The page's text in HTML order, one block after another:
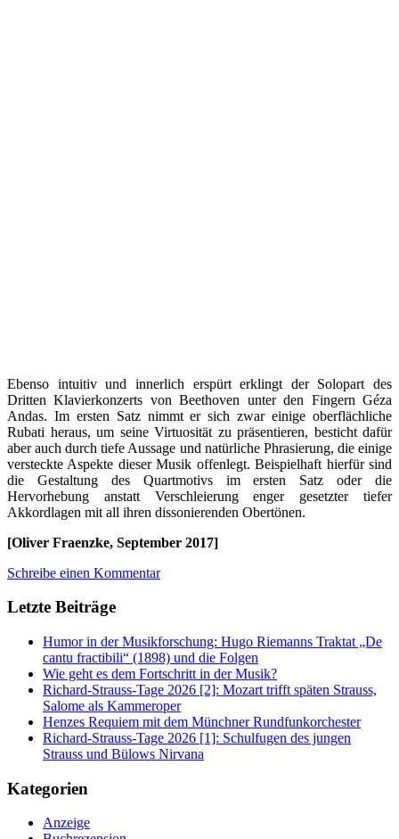
Ebenso intuitiv und innerlich erspürt erklingt der Solopart des
Dritten Klavierkonzerts von Beethoven unter den Fingern Géza
Andas. Im ersten Satz nimmt er sich zwar einige oberflächliche
Rubati heraus, um seine Virtuosität zu präsentieren, besticht dafür
aber auch durch tiefe Aussage und natürliche Phrasierung, die einige
versteckte Aspekte dieser Musik offenlegt. Beispielhaft hierfür sind
die Gestaltung des Quartmotivs im ersten Satz oder die
Hervorhebung anstatt Verschleierung enger gesetzter tiefer
Akkordlagen mit all ihren dissonierenden Obertönen.
[Oliver Fraenzke, September 2017]
Schreibe einen Kommentar
Letzte Beiträge
Humor in der Musikforschung: Hugo Riemanns Traktat „De
cantu fractibili“ (1898) und die Folgen
Wie geht es dem Fortschritt in der Musik?
Richard-Strauss-Tage 2026 [2]: Mozart trifft späten Strauss,
Salome als Kammeroper
Henzes Requiem mit dem Münchner Rundfunkorchester
Richard-Strauss-Tage 2026 [1]: Schulfugen des jungen
Strauss und Bülows Nirvana
Kategorien
Anzeige